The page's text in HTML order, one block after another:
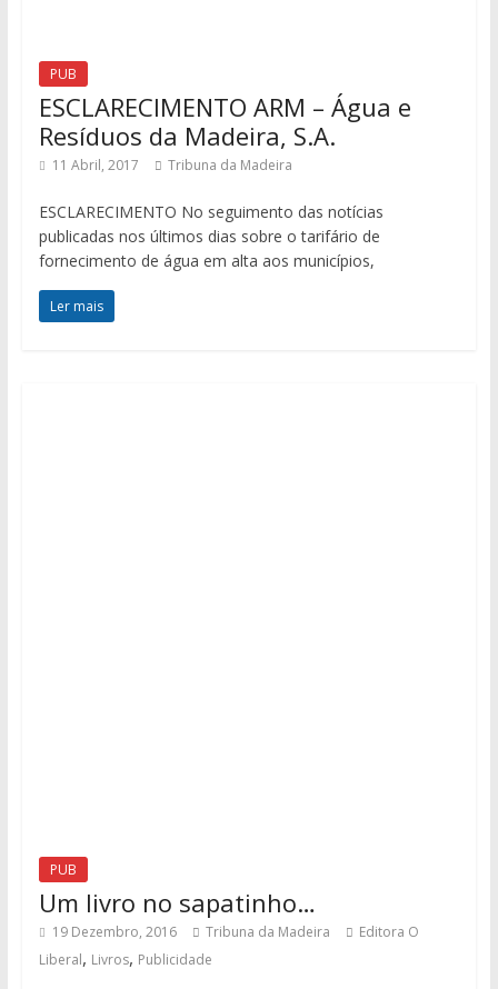
PUB
ESCLARECIMENTO ARM – Água e
Resíduos da Madeira, S.A.
11 Abril, 2017 Tribuna da Madeira
ESCLARECIMENTO No seguimento das notícias
publicadas nos últimos dias sobre o tarifário de
fornecimento de água em alta aos municípios,
Ler mais
PUB
Um livro no sapatinho…
19 Dezembro, 2016 Tribuna da Madeira
Editora O
Liberal, Livros, Publicidade